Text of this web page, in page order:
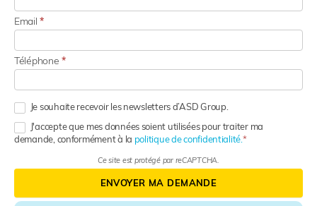
Email*
Téléphone*
Je souhaite recevoir les newsletters d’ASD Group.
J'accepte que mes données soient utilisées pour traiter ma
demande, conformément à la politique de confidentialité.
Ce site est protégé par reCAPTCHA.
ENVOYER MA DEMANDE